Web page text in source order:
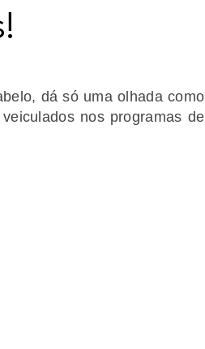
dá só uma olhada como
nos programas de